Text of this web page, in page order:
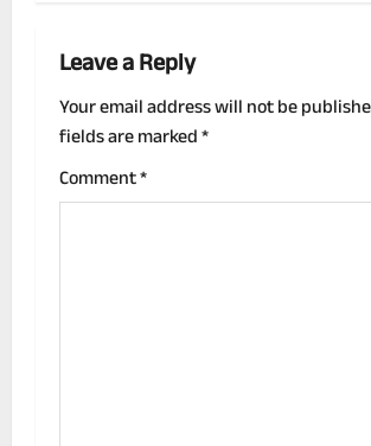
n
a
v
i
Leave a Reply
Your email address will not be
fields are marked*
Comment*